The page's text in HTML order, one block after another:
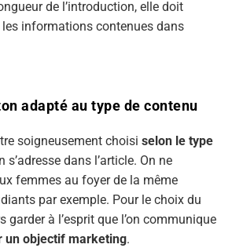
de l’introduction, elle doit
informations contenues dans
adapté au type de contenu
soigneusement choisi selon le type
s’adresse dans l’article. On ne
femmes au foyer de la même
par exemple. Pour le choix du
garder à l’esprit que l’on communique
un objectif marketing.